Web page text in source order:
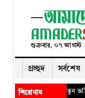
শুক্রবার, ০৭
প্রচ্ছদ সর্বশেষ
শিরোনাম
চিকিৎসায়